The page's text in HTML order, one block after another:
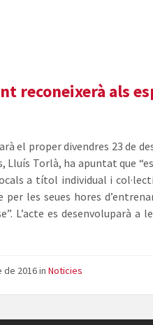
reconeixerà als
el proper divendres 23 de
Lluís Torlà, ha apuntat que
a títol individual i
les seues hores
L’acte es desenvoluparà a
de 2016inNoticies